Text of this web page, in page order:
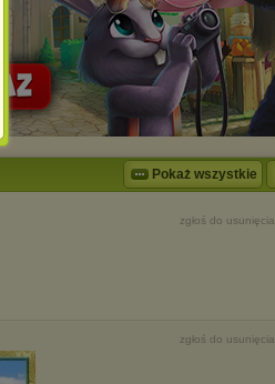
Pokaż wszystkie
zgłoś do usunięcia
zgłoś do usunięcia